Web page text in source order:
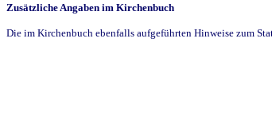
Zusätzliche Angaben im Kirchenbuch
Die im Kirchenbuch ebenfalls aufgeführten Hinweise zum